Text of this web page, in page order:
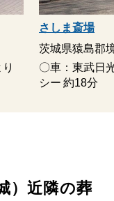
さしま斎場
茨城県猿島郡
〇車：東武日
シー 約18分
）近隣の葬